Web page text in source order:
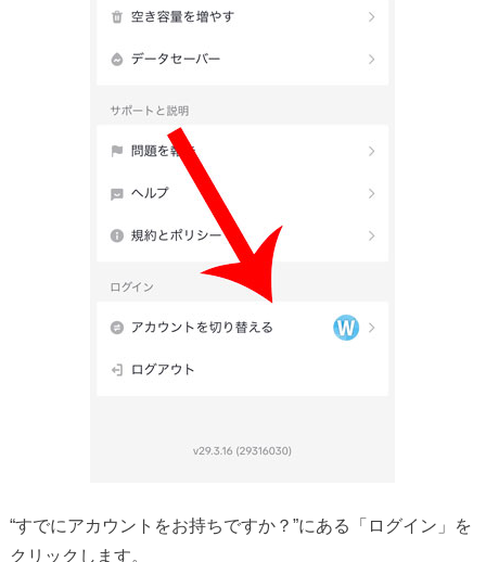
“すでにアカウントをお持ちですか？”にある「ログイン」を
クリックします。